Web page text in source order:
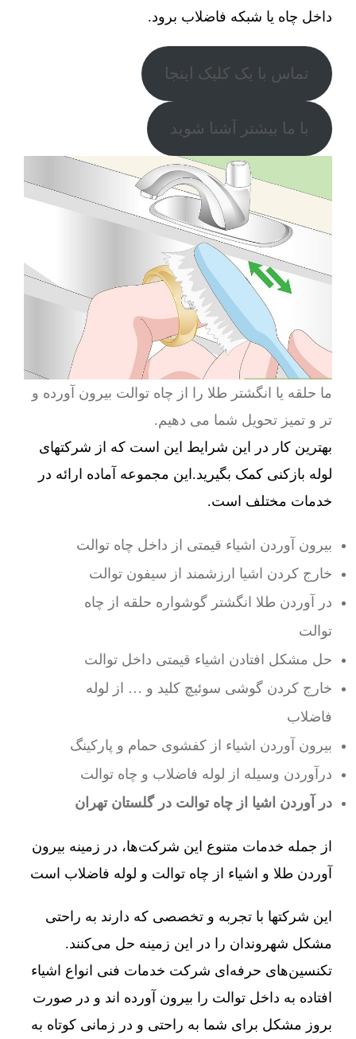
داخل چاه یا شبکه فاضلاب برود.
تماس با یک کلیک اینجا
با ما بیشتر آشنا شوید
ما حلقه یا انگشتر طلا را از چاه توالت بیرون آورده و
تر و تمیز تحویل شما می دهیم.
بهترین کار در این شرایط این است که از شرکتهای
لوله بازکنی کمک بگیرید.این مجموعه آماده ارائه در
خدمات مختلف است.
بیرون آوردن اشیاء قیمتی از داخل چاه توالت
خارج کردن اشیا ارزشمند از سیفون توالت
در آوردن طلا انگشتر گوشواره حلقه از چاه
توالت
حل مشکل افتادن اشیاء قیمتی داخل توالت
خارج کردن گوشی سوئیچ کلید و … از لوله
فاضلاب
بیرون آوردن اشیاء از کفشوی حمام و پارکینگ
درآوردن وسیله از لوله فاضلاب و چاه توالت
در آوردن اشیا از چاه توالت در گلستان تهران
از جمله خدمات متنوع این شرکت‌ها، در زمینه بیرون
آوردن طلا و اشیاء از چاه توالت و لوله فاضلاب است
این شرکتها با تجربه و تخصصی که دارند به راحتی
مشکل شهروندان را در این زمینه حل می‌کنند.
تکنسین‌های حرفه‌ای شرکت خدمات فنی انواع اشیاء
افتاده به داخل توالت را بیرون آورده اند و در صورت
بروز مشکل برای شما به راحتی و در زمانی کوتاه به